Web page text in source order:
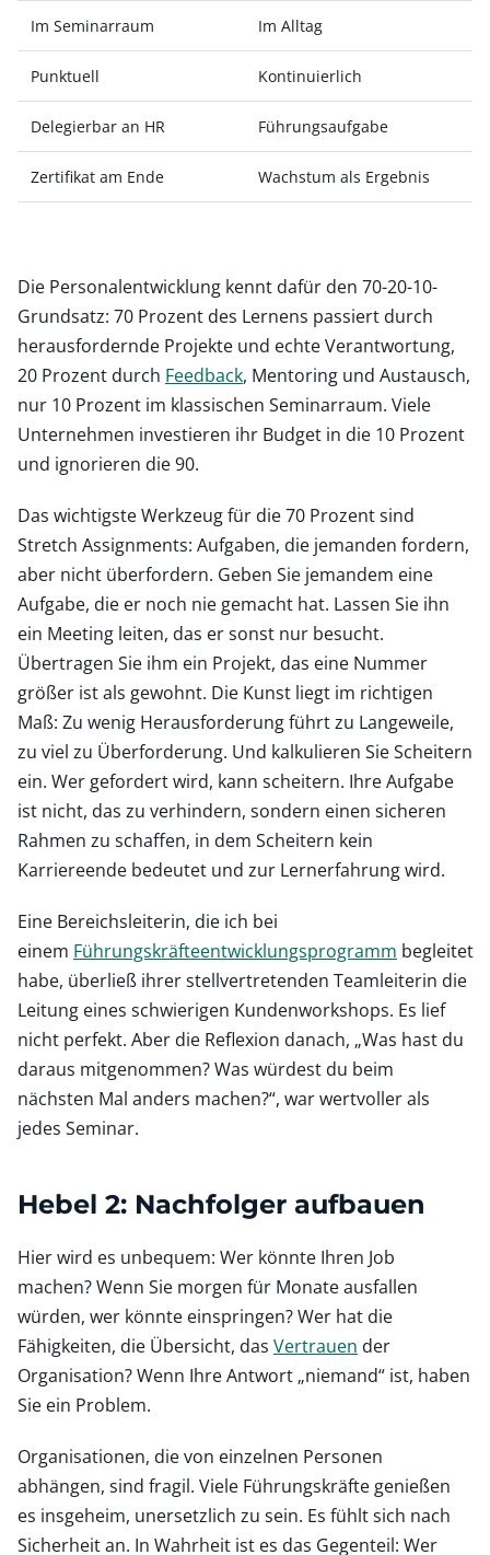
Im Seminarraum Im Alltag
Punktuell Kontinuierlich
Delegierbar an HR Führungsaufgabe
Zertifikat am Ende Wachstum als Ergebnis
Die Personalentwicklung kennt dafür den 70-20-10-
Grundsatz: 70 Prozent des Lernens passiert durch
herausfordernde Projekte und echte Verantwortung,
20 Prozent durch Feedback, Mentoring und Austausch,
nur 10 Prozent im klassischen Seminarraum. Viele
Unternehmen investieren ihr Budget in die 10 Prozent
und ignorieren die 90.
Das wichtigste Werkzeug für die 70 Prozent sind
Stretch Assignments: Aufgaben, die jemanden fordern,
aber nicht überfordern. Geben Sie jemandem eine
Aufgabe, die er noch nie gemacht hat. Lassen Sie ihn
ein Meeting leiten, das er sonst nur besucht.
Übertragen Sie ihm ein Projekt, das eine Nummer
größer ist als gewohnt. Die Kunst liegt im richtigen
Maß: Zu wenig Herausforderung führt zu Langeweile,
zu viel zu Überforderung. Und kalkulieren Sie Scheitern
ein. Wer gefordert wird, kann scheitern. Ihre Aufgabe
ist nicht, das zu verhindern, sondern einen sicheren
Rahmen zu schaffen, in dem Scheitern kein
Karriereende bedeutet und zur Lernerfahrung wird.
Eine Bereichsleiterin, die ich bei
einem Führungskräfteentwicklungsprogramm begleitet
habe, überließ ihrer stellvertretenden Teamleiterin die
Leitung eines schwierigen Kundenworkshops. Es lief
nicht perfekt. Aber die Reflexion danach, „Was hast du
daraus mitgenommen? Was würdest du beim
nächsten Mal anders machen?“, war wertvoller als
jedes Seminar.
Hebel 2: Nachfolger aufbauen
Hier wird es unbequem: Wer könnte Ihren Job
machen? Wenn Sie morgen für Monate ausfallen
würden, wer könnte einspringen? Wer hat die
Fähigkeiten, die Übersicht, das Vertrauen der
Organisation? Wenn Ihre Antwort „niemand“ ist, haben
Sie ein Problem.
Organisationen, die von einzelnen Personen
abhängen, sind fragil. Viele Führungskräfte genießen
es insgeheim, unersetzlich zu sein. Es fühlt sich nach
Sicherheit an. In Wahrheit ist es das Gegenteil: Wer